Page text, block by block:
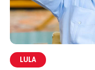
LULA